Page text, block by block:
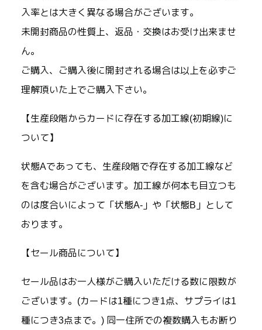
入率とは大きく異なる場合がございます。
未開封商品の性質上、返品・交換はお受け出来ませ
ん。
ご購入、ご購入後に開封される場合は以上を必ずご
理解頂いた上でご購入下さい。
【生産段階からカードに存在する加工線(初期線)に
ついて】
状態Aであっても、生産段階で存在する加工線など
を含む場合がございます。加工線が何本も目立つも
のは度合いによって「状態A-」や「状態B」として
おります。
【セール商品について】
セール品はお一人様がご購入いただける数に限数が
ございます。(カードは1種につき1点、サプライは1
種につき3点まで。) 同一住所での複数購入もお断り